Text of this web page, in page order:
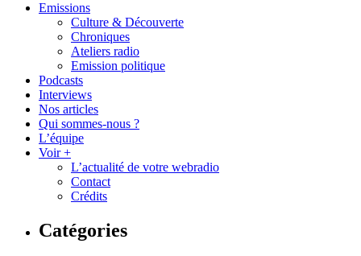
Emissions
Culture & Découverte
Chroniques
Ateliers radio
Emission politique
Podcasts
Interviews
Nos articles
Qui sommes-nous ?
L’équipe
Voir +
L’actualité de votre webradio
Contact
Crédits
Catégories